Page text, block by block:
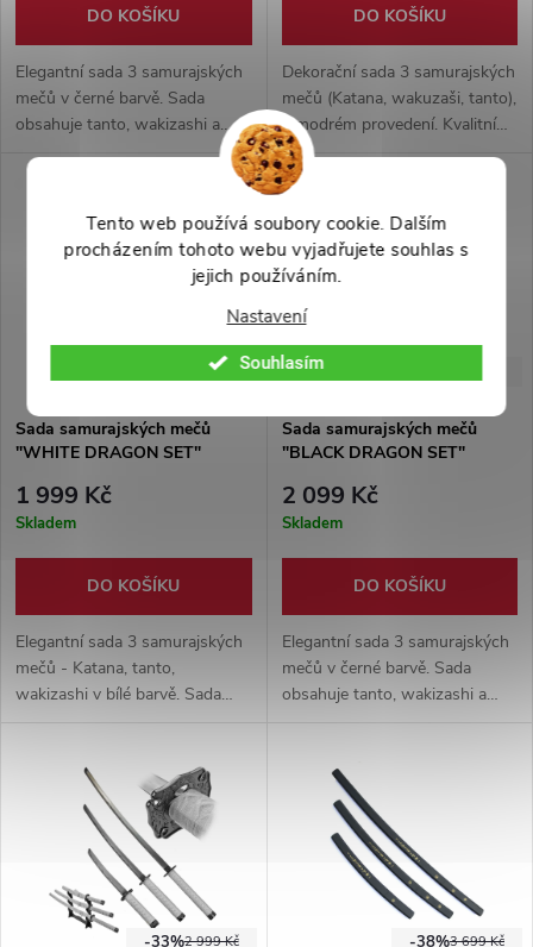
Tento web používá soubory cookie. Dalším
procházením tohoto webu vyjadřujete souhlas s
jejich používáním.
Nastavení
Souhlasím
DO KOŠÍKU
Elegantní sada 3 samurajských
mečů v černé barvě. Sada
obsahuje tanto, wakizashi a
DO KOŠÍKU
Dekorační sada 3 samurajských
mečů (Katana, wakuzaši, tanto),
v modrém provedení. Kvalitní
karbonová ocel, zdobné detaily.
To vše v černém, dřevěném
3 499 Kč
Sada samurajských mečů
"WHITE DRAGON SET"
1 999 Kč
Skladem
DO KOŠÍKU
Elegantní sada 3 samurajských
mečů - Katana, tanto,
wakizashi v bílé barvě. Sada
výstavní kousek.
Sada samurajských mečů
"BLACK DRAGON SET"
2 099 Kč
Skladem
DO KOŠÍKU
Elegantní sada 3 samurajských
mečů v černé barvě. Sada
obsahuje tanto, wakizashi a
2 999 Kč
-33% 3 699 Kč
-38%